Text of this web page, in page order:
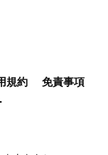
規約
免責事項